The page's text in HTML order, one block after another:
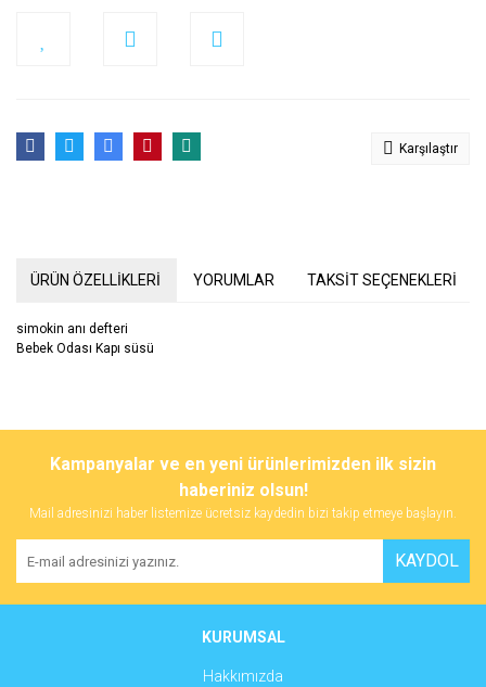
Karşılaştır
ÜRÜN ÖZELLİKLERİ YORUMLAR TAKSİT SEÇENEKLERİ
simokin anı defteri
Bebek Odası Kapı süsü
Bu ürüne ilk yorumu siz yapın!
Yorum Yaz
tarafımıza iletebilirsiniz.
Görüş ve önerileriniz için teşekkür ederiz.
Ürün resmi kalitesiz, bozuk veya görüntülenemiyor.
Ürün açıklamasında eksik bilgiler bulunuyor.
Ürün fiyatı diğer sitelerden daha pahalı.
Kampanyalar ve en yeni ürünlerimizden ilk sizin
haberiniz olsun!
Mail adresinizi haber listemize ücretsiz kaydedin bizi takip etmeye başlayın.
KAYDOL
KURUMSAL
Hakkımızda